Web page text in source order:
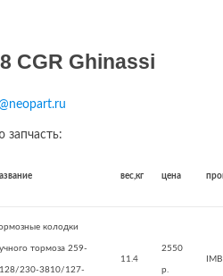
CGR Ghinassi
вес,кг цена
колодки
тормоза 259-
230-3810/127-
11.4
2550
р.